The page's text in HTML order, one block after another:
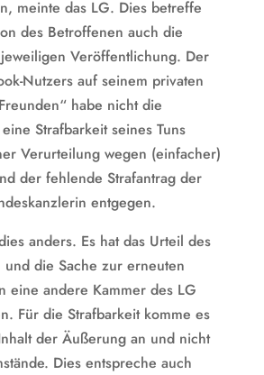
meinte das LG. Dies betreffe
des Betroffenen auch die
Veröffentlichung. Der
Nutzers auf seinem privaten
habe nicht die
Strafbarkeit seines Tuns
Verurteilung wegen (einfacher)
der fehlende Strafantrag der
entgegen.
anders. Es hat das Urteil des
die Sache zur erneuten
eine andere Kammer des LG
Für die Strafbarkeit komme es
der Äußerung an und nicht
Dies entspreche auch